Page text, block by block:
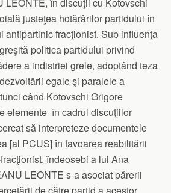
justeţea hotărârilor partidului în
antipartinic fracţionist. Sub influenţa
politica partidului privind
a indistriei grele, adoptând teza
egale şi paralele a
când Kotovschi Grigore
elemente în cadrul discuţiilor
să interpreteze documentele
[al PCUS] în favoarea reabilitării
îndeosebi a lui Ana
LEONTE s-a asociat părerii